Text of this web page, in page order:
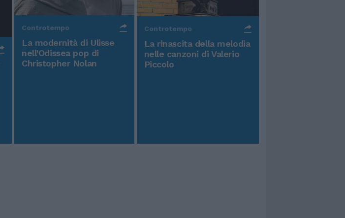
Controtempo
La modernità di Ulisse
nell'Odissea pop di
Christopher Nolan
Controtempo
La rinascita della melodia
nelle canzoni di Valerio
Piccolo